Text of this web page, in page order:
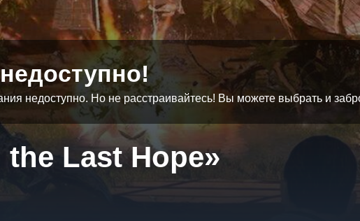
недоступно. Но не расстраивайтесь! Вы можете выбрать и
the Last Hope»